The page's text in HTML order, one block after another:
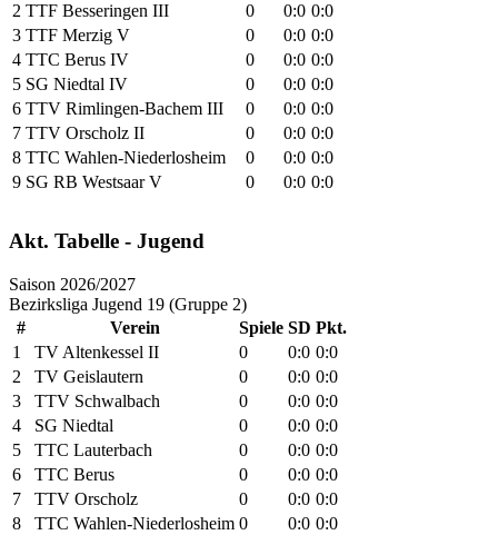
2 TTF Besseringen III 0 0:0 0:0
3 TTF Merzig V 0 0:0 0:0
4 TTC Berus IV 0 0:0 0:0
5 SG Niedtal IV 0 0:0 0:0
6 TTV Rimlingen-Bachem III 0 0:0 0:0
7 TTV Orscholz II 0 0:0 0:0
8 TTC Wahlen-Niederlosheim 0 0:0 0:0
9 SG RB Westsaar V 0 0:0 0:0
Akt. Tabelle - Jugend
Saison 2026/2027
Bezirksliga Jugend 19 (Gruppe 2)
#
Verein Spiele SD Pkt.
1
TV Altenkessel II 0 0:0 0:0
2
TV Geislautern 0 0:0 0:0
3
TTV Schwalbach 0 0:0 0:0
4
SG Niedtal 0 0:0 0:0
5
TTC Lauterbach 0 0:0 0:0
6
TTC Berus 0 0:0 0:0
7
TTV Orscholz 0 0:0 0:0
8
TTC Wahlen-Niederlosheim 0 0:0 0:0